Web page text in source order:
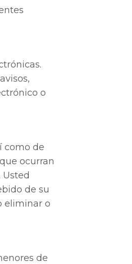
o
como de
ocurran
de su
eliminar o
de